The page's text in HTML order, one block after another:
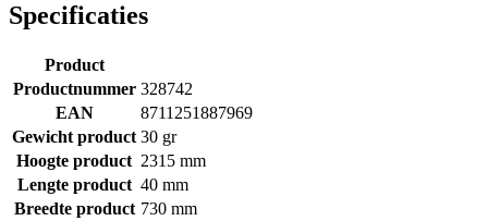
Specificaties
Product
Productnummer 328742
EAN
8711251887969
Gewicht product 30 gr
Hoogte product 2315 mm
Lengte product 40 mm
Breedte product 730 mm